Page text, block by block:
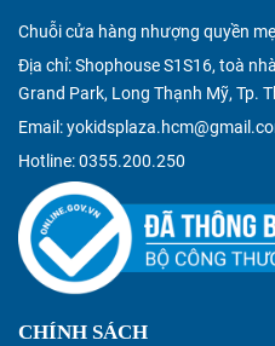
Chuỗi cửa hàng nhượng quyền
Địa chỉ: Shophouse S1S16, toà
Grand Park, Long Thạnh Mỹ, Tp.
Email:
Hotline: 0355.200.250
CHÍNH SÁCH